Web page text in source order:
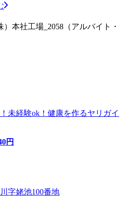
本社工場_2058（アルバイト・
未経験ok！健康を作るヤリガイ
円
字姥池100番地